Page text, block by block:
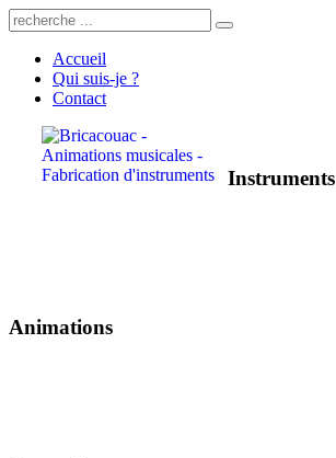
Accueil
Qui suis-je ?
Contact
Instruments
Animations